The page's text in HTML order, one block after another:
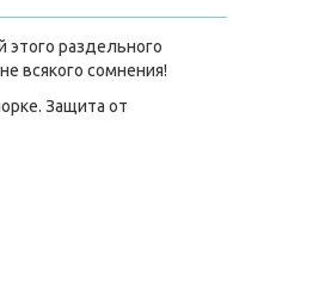
раздельного
всякого сомнения!
Защита от